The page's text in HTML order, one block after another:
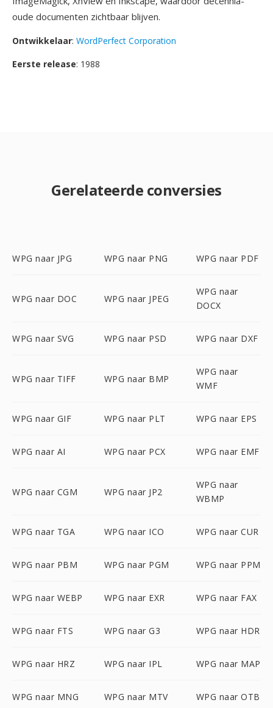
oude documenten zichtbaar blijven.
Ontwikkelaar: WordPerfect Corporation
Eerste release: 1988
Gerelateerde conversies
WPG naar JPG WPG naar PNG WPG naar PDF
WPG naar DOC WPG naar JPEG
WPG naar
DOCX
WPG naar SVG WPG naar PSD WPG naar DXF
WPG naar TIFF WPG naar BMP
WPG naar
WMF
WPG naar GIF WPG naar PLT WPG naar EPS
WPG naar AI WPG naar PCX WPG naar EMF
WPG naar CGM WPG naar JP2
WPG naar
WBMP
WPG naar TGA WPG naar ICO WPG naar CUR
WPG naar PBM WPG naar PGM WPG naar PPM
WPG naar WEBP WPG naar EXR WPG naar FAX
WPG naar FTS WPG naar G3 WPG naar HDR
WPG naar HRZ WPG naar IPL WPG naar MAP
WPG naar MNG WPG naar MTV WPG naar OTB